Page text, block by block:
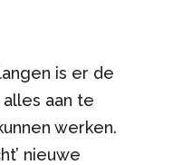
is er de
aan te
werken.
nieuwe